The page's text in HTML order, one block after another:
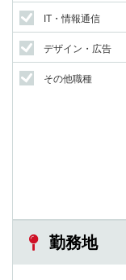
IT・情報通信
デザイン・広告
その他職種
勤務地